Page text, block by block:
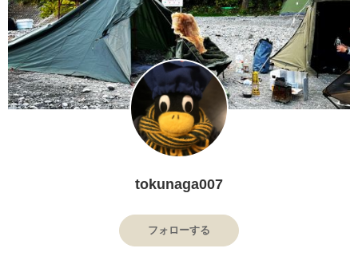
tokunaga007
フォローする